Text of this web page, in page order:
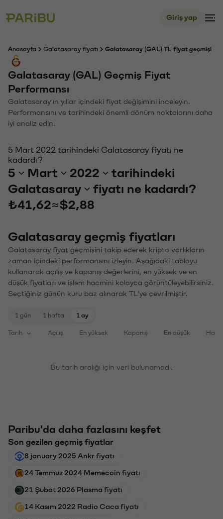
Giriş yap
Anasayfa Galatasaray fiyatı Galatasaray (GAL) TL fiyat geçmişi
Galatasaray (GAL) Geçmiş Fiyat
Performansı
Galatasaray'ın yıllar içindeki fiyat değişimini inceleyin.
Performansını ve tarihindeki önemli dönüm noktalarını daha
iyi analiz edin.
5 Mart 2022 tarihindeki Galatasaray fiyatı ne
kadardı?
5 Mart 2022
tarihindeki
Galatasaray
fiyatı ne kadardı?
₺41,62≈$2,88
Galatasaray geçmiş fiyatları
Galatasaray fiyat geçmişini takip ederek kripto varlıkların
zaman içindeki performansını izleyin. Aşağıdaki tabloyu
kullanarak açılış ve kapanış değerlerini, en yüksek ve en
düşük fiyatları ve işlem hacmini kolayca görüntüleyebilirsiniz.
Seçtiğiniz günün kuru baz alınarak TL'ye çevrilmiştir.
1 gün 1 hafta 1 ay
Tarih Açılış En yüksek Kapanış En düşük
Bu tarih aralığı için veri bulunamadı.
Paribu'da daha fazlasını keşfet
Son gezilen geçmiş fiyatlar
8 january 2025 Ankr fiyatı
24 Temmuz 2024 Memecoin fiyatı
21 Şubat 2026 Plasma fiyatı
14 Kasım 2022 Radio Caca fiyatı